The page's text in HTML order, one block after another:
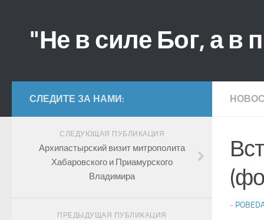
"Не в силе Бог, а в
-
СЛЕДИТЕ ЗА НАМИ:
СЛЕДУЮЩАЯ ПУБЛИКАЦИЯ
Архипастырский визит митрополита
Хабаровского и Приамурского
Владимира
ПРЕДЫДУЩАЯ ПУБЛИКАЦИЯ